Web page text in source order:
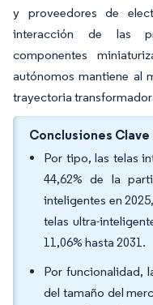
y proveedores de
interacción de las
componentes
autónomos mantiene al
trayectoria
Conclusiones
Por tipo, las telas
44,62% de la
inteligentes en
telas ultra-
11,06% hasta 2031.
Por funcionalidad,
del tamaño del